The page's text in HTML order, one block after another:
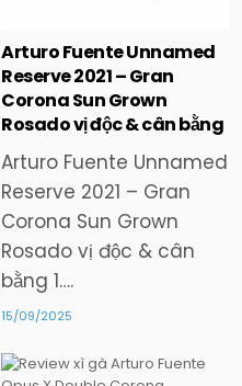
Arturo Fuente Unnamed
Reserve 2021 – Gran
Corona Sun Grown
Rosado vị độc & cân bằng
Arturo Fuente Unnamed
Reserve 2021 – Gran
Corona Sun Grown
Rosado vị độc & cân
bằng 1….
15/09/2025